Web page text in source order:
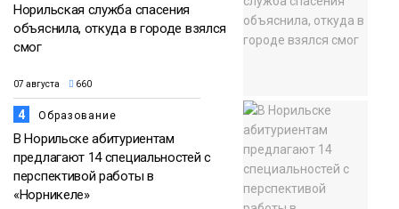
Норильская служба спасения
объяснила, откуда в городе взялся
смог
07 августа 660
4 Образование
В Норильске абитуриентам
предлагают 14 специальностей с
перспективой работы в
«Норникеле»